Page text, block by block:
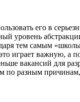
его в
уровень
тем самым
играет важную,
вакансий для
разным